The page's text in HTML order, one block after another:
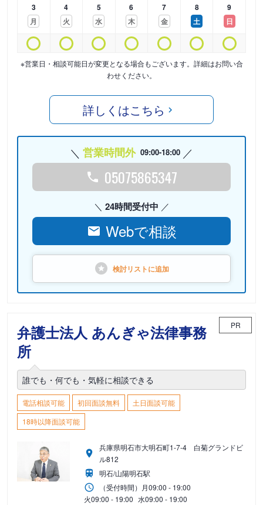
3
月
4
火
5
水
6
木
7
金
8
土
9
日
※営業日・相談可能日が変更となる場合もございます。詳細はお問い合
わせください。
詳しくはこちら
営業時間外 09:00-18:00
05075865347
24時間受付中
Webで相談
検討リストに追加
弁護士法人 あんぎゃ法律事務
所
PR
誰でも・何でも・気軽に相談できる
電話相談可能 初回面談無料
土日面談可能
18時以降面談可能
兵庫県明石市大明石町1-7-4 白菊グランドビ
ル812
明石/山陽明石駅
（受付時間） 月09:00 - 19:00
火09:00 - 19:00 水09:00 - 19:00